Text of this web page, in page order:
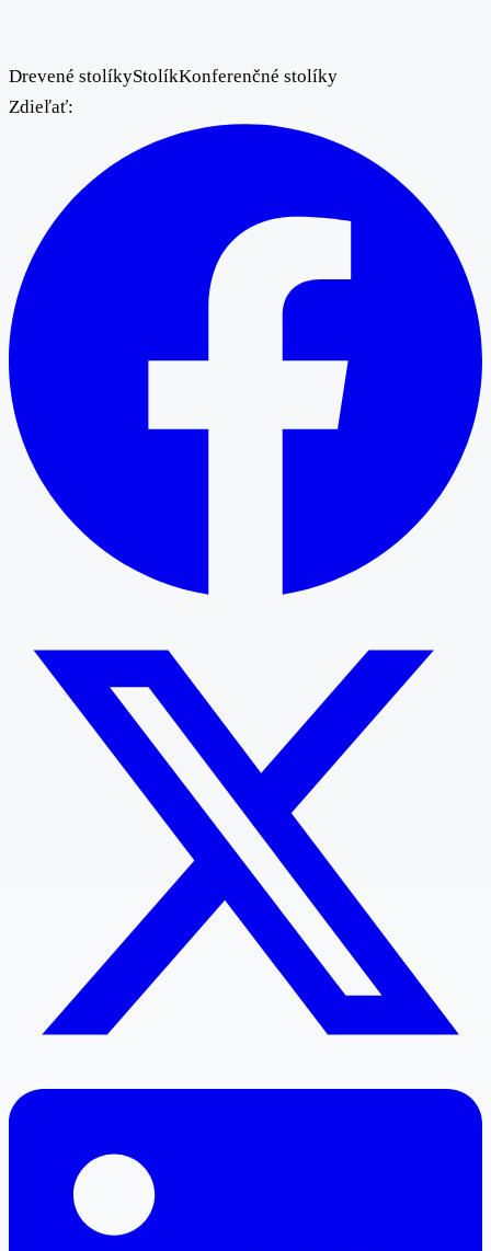
Drevené stolíkyStolíkKonferenčné stolíky
Zdieľať: